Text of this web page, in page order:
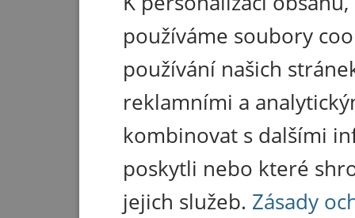
používáme soubory
používání našich
reklamními a
kombinovat s dalšími
poskytli nebo které
jejich služeb. Zásady